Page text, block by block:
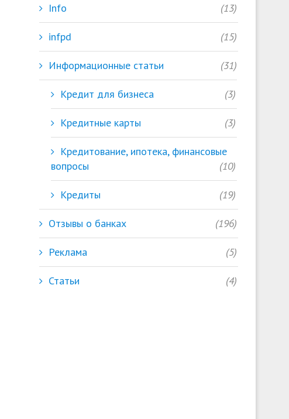
Info (13)
infpd (15)
Информационные статьи (31)
Кредит для бизнеса (3)
Кредитные карты (3)
Кредитование, ипотека, финансовые
вопросы
(10)
Кредиты (19)
Отзывы о банках (196)
Реклама (5)
Статьи (4)